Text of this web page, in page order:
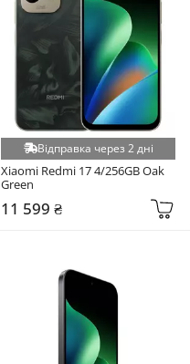
Відправка через 2 дні
Xiaomi Redmi 17 4/256GB Oak
Green
11 599 ₴